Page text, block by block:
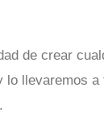
de crear
llevaremos